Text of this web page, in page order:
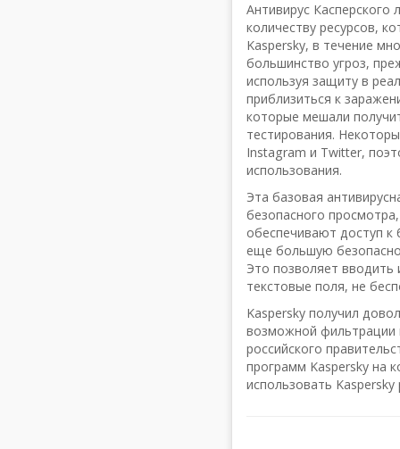
Антивирус Касперского
количеству ресурсов,
Kaspersky, в течение
большинство угроз,
используя защиту в
приблизиться к
которые мешали
тестирования.
Instagram и Twitter,
использования.
Эта базовая
безопасного
обеспечивают доступ к
еще большую
Это позволяет
текстовые поля, не
Kaspersky получил
возможной фильтрации
российского
программ Kaspersky на
использовать